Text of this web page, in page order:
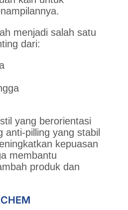
menjadi salah satu
dari:
yang berorientasi
anti-pilling yang stabil
kepuasan
membantu
produk dan